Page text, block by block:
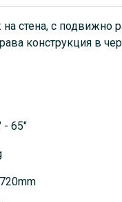
стена, с подвижно
конструкция в
- 65"